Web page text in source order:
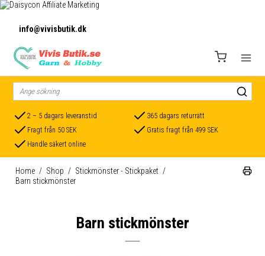
info@vivisbutik.dk
2 – 5 dagars leveranstid
365 dagars returrätt
Fragt från 50 SEK
Gratis fragt från 499 SEK
Handle säkert online
Home / Shop / Stickmönster - Stickpaket /
Barn stickmönster
Barn stickmönster